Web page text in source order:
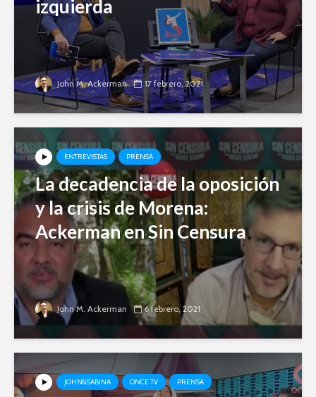
izquierda
John M. Ackerman 17 febrero, 2021
ENTREVISTAS PRENSA
La decadencia de la oposición
y la crisis de Morena:
Ackerman en Sin Censura
John M. Ackerman 6 febrero, 2021
JOHN&SABINA ONCE TV PRENSA